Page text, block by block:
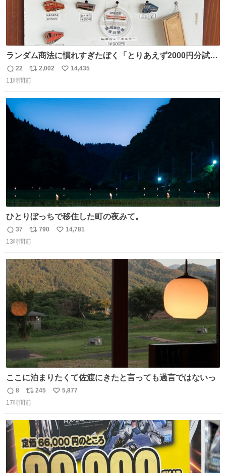
ランダム商法に慣れすぎたぼく「とりあえず2000円分試し
てみるか…」 駅員さん「どれが欲しいの？」 ぼく「えっ
良いんですか？」 駅員さん「何が…？？」 やっぱランダム
わ！！！！！！！！！！！！！！！！！！！！
返
信
22
リ
ポ
ト
2,002
い
数
14,435
11時間前
ひとりぼっちで移住した町の夜みて。
返
信
37
リ
ポ
ト
数
790
い
数
14,781
13時間前
ここに泊まりたくて佐渡にきたと言っても過言ではないっ
返
信
8
リ
ポ
ト
数
245
い
数
5,877
17時間前